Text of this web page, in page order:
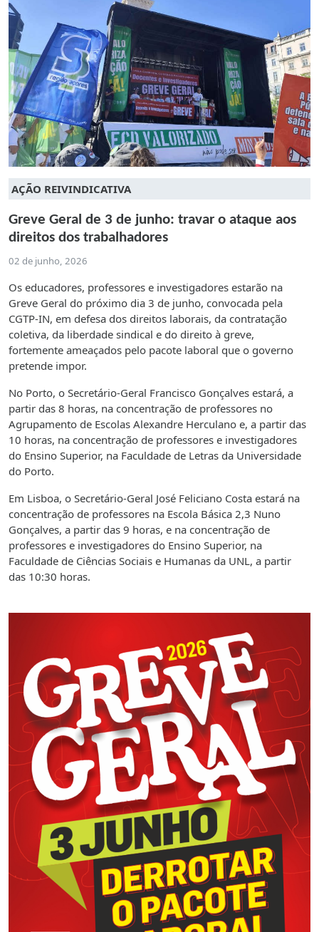
AÇÃO REIVINDICATIVA
Greve Geral de 3 de junho: travar o ataque aos
direitos dos trabalhadores
02 de junho, 2026
Os educadores, professores e investigadores estarão na
Greve Geral do próximo dia 3 de junho, convocada pela
CGTP-IN, em defesa dos direitos laborais, da contratação
coletiva, da liberdade sindical e do direito à greve,
fortemente ameaçados pelo pacote laboral que o governo
pretende impor.
No Porto, o Secretário-Geral Francisco Gonçalves estará, a
partir das 8 horas, na concentração de professores no
Agrupamento de Escolas Alexandre Herculano e, a partir das
10 horas, na concentração de professores e investigadores
do Ensino Superior, na Faculdade de Letras da Universidade
do Porto.
Em Lisboa, o Secretário-Geral José Feliciano Costa estará na
concentração de professores na Escola Básica 2,3 Nuno
Gonçalves, a partir das 9 horas, e na concentração de
professores e investigadores do Ensino Superior, na
Faculdade de Ciências Sociais e Humanas da UNL, a partir
das 10:30 horas.